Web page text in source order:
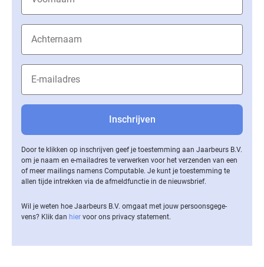
Door te klikken op inschrijven geef je toestemming aan Jaarbeurs B.V.
om je naam en e-mailadres te verwerken voor het verzenden van een
of meer mailings namens Computable. Je kunt je toestemming te
allen tijde intrekken via de af­meld­func­tie in de nieuwsbrief.
Wil je weten hoe Jaarbeurs B.V. omgaat met jouw per­soons­ge­ge­
vens? Klik dan hier voor ons privacy statement.